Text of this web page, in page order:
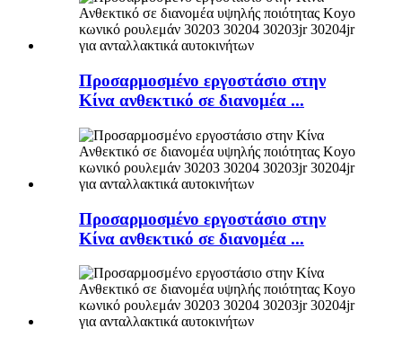
Προσαρμοσμένο εργοστάσιο στην
Κίνα ανθεκτικό σε διανομέα ...
Προσαρμοσμένο εργοστάσιο στην
Κίνα ανθεκτικό σε διανομέα ...